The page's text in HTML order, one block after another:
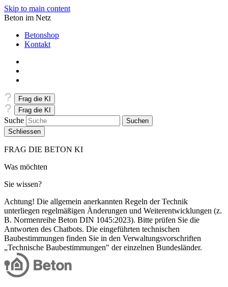
Skip to main content
Beton im Netz
Betonshop
Kontakt
Frag die KI
Frag die KI
Suche
Schliessen
FRAG DIE BETON KI
Was möchten
Sie wissen?
Achtung! Die allgemein anerkannten Regeln der Technik
unterliegen regelmäßigen Änderungen und Weiterentwicklungen (z.
B. Normenreihe Beton DIN 1045:2023). Bitte prüfen Sie die
Antworten des Chatbots. Die eingeführten technischen
Baubestimmungen finden Sie in den Verwaltungsvorschriften
„Technische Baubestimmungen" der einzelnen Bundesländer.